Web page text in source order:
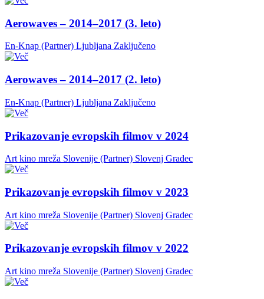
Aerowaves – 2014–2017 (3. leto)
En-Knap (Partner) Ljubljana Zaključeno
Aerowaves – 2014–2017 (2. leto)
En-Knap (Partner) Ljubljana Zaključeno
Prikazovanje evropskih filmov v 2024
Art kino mreža Slovenije (Partner) Slovenj Gradec
Prikazovanje evropskih filmov v 2023
Art kino mreža Slovenije (Partner) Slovenj Gradec
Prikazovanje evropskih filmov v 2022
Art kino mreža Slovenije (Partner) Slovenj Gradec